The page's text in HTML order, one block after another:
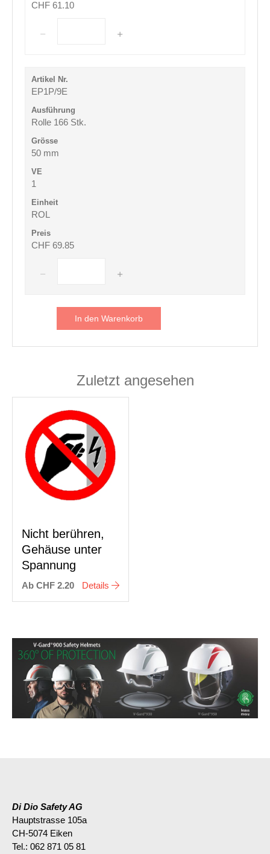
CHF 61.10
EP1P/9E
Rolle 166 Stk.
50 mm
1
ROL
CHF 69.85
In den Warenkorb
Zuletzt angesehen
Nicht berühren,
Gehäuse unter
Spannung
Ab CHF 2.20 Details
Di Dio Safety AG
Hauptstrasse 105a
CH-5074 Eiken
Tel.: 062 871 05 81